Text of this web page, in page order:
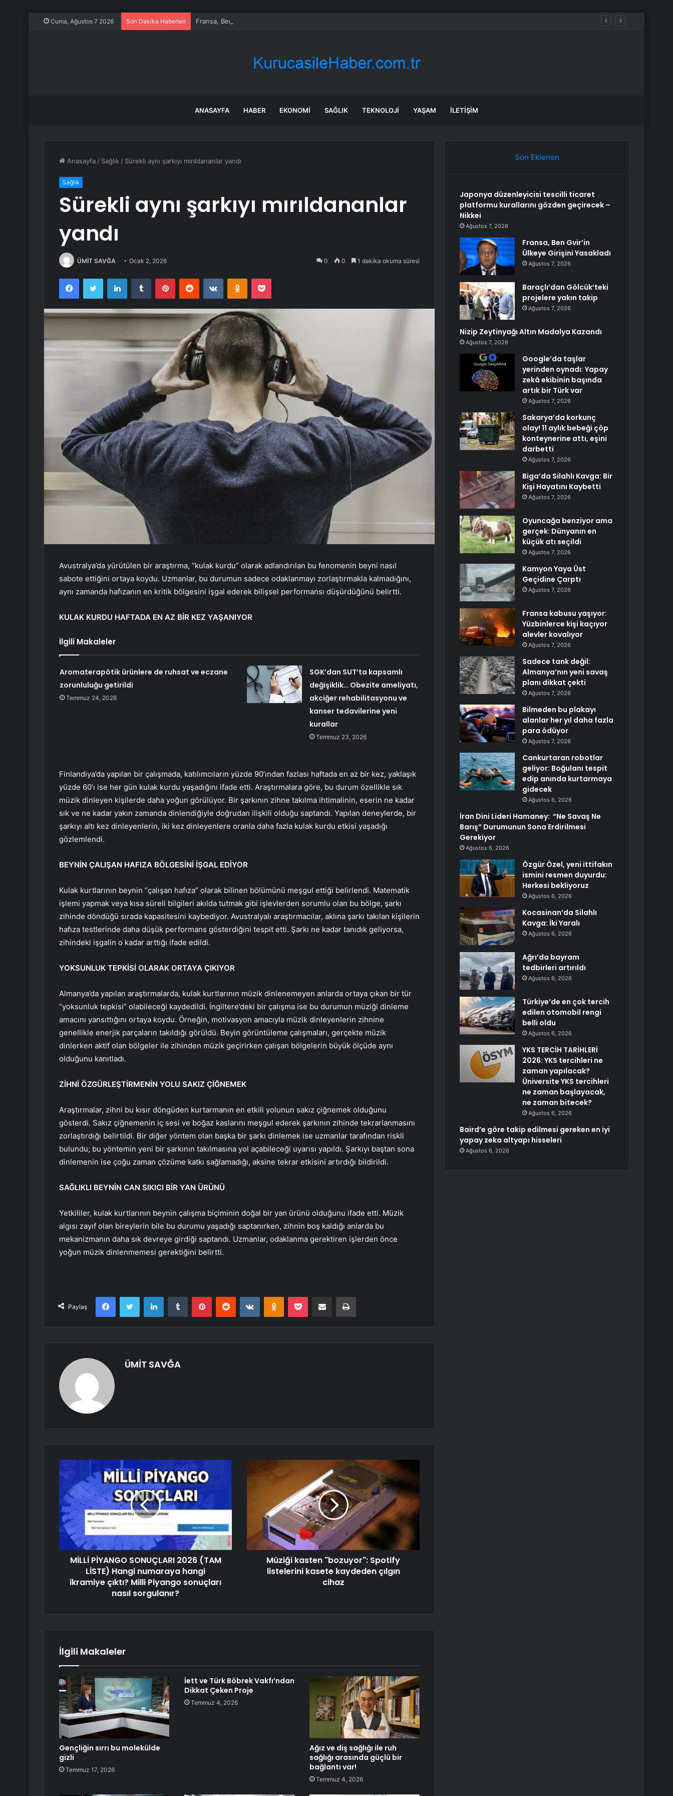
Cuma, Ağustos 7 2026 Son Dakika Haberleri Fransa, Ben Gvir’in Ülkeye Girişini Yasakladı
ANASAYFA HABER EKONOMI SAĞLIK TEKNOLOJI YAŞAM İLETIŞIM
Anasayfa / Sağlık / Sürekli aynı şarkıyı mırıldananlar yandı
Sağlık
Sürekli aynı şarkıyı mırıldananlar
yandı
ÜMİT SAVĞA Ocak 2, 2026 0 0 1 dakika okuma süresi
FacebookTwitter LinkedInTumblr PinterestReddit VKontakteOdnoklassniki
Pocket
Avustralya’da yürütülen bir araştırma, “kulak kurdu” olarak adlandırılan bu fenomenin beyni nasıl
sabote ettiğini ortaya koydu. Uzmanlar, bu durumun sadece odaklanmayı zorlaştırmakla kalmadığını,
aynı zamanda hafızanın en kritik bölgesini işgal ederek bilişsel performansı düşürdüğünü belirtti.
KULAK KURDU HAFTADA EN AZ BİR KEZ YAŞANIYOR
İlgili Makaleler
Aromaterapötik ürünlere de ruhsat ve eczane
zorunluluğu getirildi
Temmuz 24, 2026
SGK’dan SUT’ta kapsamlı
değişiklik… Obezite ameliyatı,
akciğer rehabilitasyonu ve
kanser tedavilerine yeni
kurallar
Temmuz 23, 2026
Finlandiya’da yapılan bir çalışmada, katılımcıların yüzde 90’ından fazlası haftada en az bir kez, yaklaşık
yüzde 60’ı ise her gün kulak kurdu yaşadığını ifade etti. Araştırmalara göre, bu durum özellikle sık
müzik dinleyen kişilerde daha yoğun görülüyor. Bir şarkının zihne takılma ihtimalinin, eserin ne kadar
sık ve ne kadar yakın zamanda dinlendiğiyle doğrudan ilişkili olduğu saptandı. Yapılan deneylerde, bir
şarkıyı altı kez dinleyenlerin, iki kez dinleyenlere oranla daha fazla kulak kurdu etkisi yaşadığı
gözlemlendi.
BEYNİN ÇALIŞAN HAFIZA BÖLGESİNİ İŞGAL EDİYOR
Kulak kurtlarının beynin “çalışan hafıza” olarak bilinen bölümünü meşgul ettiği belirlendi. Matematik
işlemi yapmak veya kısa süreli bilgileri akılda tutmak gibi işlevlerden sorumlu olan bu bölge, şarkı
zihinde döndüğü sırada kapasitesini kaybediyor. Avustralyalı araştırmacılar, aklına şarkı takılan kişilerin
hafıza testlerinde daha düşük performans gösterdiğini tespit etti. Şarkı ne kadar tanıdık geliyorsa,
zihindeki işgalin o kadar arttığı ifade edildi.
YOKSUNLUK TEPKİSİ OLARAK ORTAYA ÇIKIYOR
Almanya’da yapılan araştırmalarda, kulak kurtlarının müzik dinlenemeyen anlarda ortaya çıkan bir tür
“yoksunluk tepkisi” olabileceği kaydedildi. İngiltere’deki bir çalışma ise bu durumun müziği dinleme
amacını yansıttığını ortaya koydu. Örneğin, motivasyon amacıyla müzik dinleyenlerin zihnine
genellikle enerjik parçaların takıldığı görüldü. Beyin görüntüleme çalışmaları, gerçekte müzik
dinlerken aktif olan bölgeler ile zihinden müzik geçirirken çalışan bölgelerin büyük ölçüde aynı
olduğunu kanıtladı.
ZİHNİ ÖZGÜRLEŞTİRMENİN YOLU SAKIZ ÇİĞNEMEK
Araştırmalar, zihni bu kısır döngüden kurtarmanın en etkili yolunun sakız çiğnemek olduğunu
gösterdi. Sakız çiğnemenin iç sesi ve boğaz kaslarını meşgul ederek şarkının zihinde tekrarlanmasını
zorlaştırdığı belirtildi. Bir diğer yöntem olan başka bir şarkı dinlemek ise uzmanlar tarafından riskli
bulundu; bu yöntemin yeni bir şarkının takılmasına yol açabileceği uyarısı yapıldı. Şarkıyı baştan sona
dinlemenin ise çoğu zaman çözüme katkı sağlamadığı, aksine tekrar etkisini artırdığı bildirildi.
SAĞLIKLI BEYNİN CAN SIKICI BİR YAN ÜRÜNÜ
Yetkililer, kulak kurtlarının beynin çalışma biçiminin doğal bir yan ürünü olduğunu ifade etti. Müzik
algısı zayıf olan bireylerin bile bu durumu yaşadığı saptanırken, zihnin boş kaldığı anlarda bu
mekanizmanın daha sık devreye girdiği saptandı. Uzmanlar, odaklanma gerektiren işlerden önce
yoğun müzik dinlenmemesi gerektiğini belirtti.
Paylaş
FacebookTwitter LinkedInTumblr PinterestReddit VKontakteOdnoklassniki
Pocket E-Posta ile paylaş Yazdır
ÜMİT SAVĞA
MİLLİ PİYANGO SONUÇLARI 2026 (TAM
LİSTE) Hangi numaraya hangi
ikramiye çıktı? Milli Piyango sonuçları
nasıl sorgulanır?
Müziği kasten "bozuyor": Spotify
listelerini kasete kaydeden çılgın
cihaz
İlgili Makaleler
Gençliğin sırrı bu molekülde
gizli
Temmuz 17, 2026
İett ve Türk Böbrek Vakfı’ndan
Dikkat Çeken Proje
Temmuz 4, 2026
Ağız ve diş sağlığı ile ruh
sağlığı arasında güçlü bir
bağlantı var!
Temmuz 4, 2026
Son Eklenen
Japonya düzenleyicisi tescilli ticaret
platformu kurallarını gözden geçirecek –
Nikkei
Ağustos 7, 2026
Fransa, Ben Gvir’in
Ülkeye Girişini Yasakladı
Ağustos 7, 2026
Baraçlı’dan Gölcük’teki
projelere yakın takip
Ağustos 7, 2026
Nizip Zeytinyağı Altın Madalya Kazandı
Ağustos 7, 2026
Google’da taşlar
yerinden oynadı: Yapay
zekâ ekibinin başında
artık bir Türk var
Ağustos 7, 2026
Sakarya’da korkunç
olay! 11 aylık bebeği çöp
konteynerine attı, eşini
darbetti
Ağustos 7, 2026
Biga’da Silahlı Kavga: Bir
Kişi Hayatını Kaybetti
Ağustos 7, 2026
Oyuncağa benziyor ama
gerçek: Dünyanın en
küçük atı seçildi
Ağustos 7, 2026
Kamyon Yaya Üst
Geçidine Çarptı
Ağustos 7, 2026
Fransa kabusu yaşıyor:
Yüzbinlerce kişi kaçıyor
alevler kovalıyor
Ağustos 7, 2026
Sadece tank değil:
Almanya’nın yeni savaş
planı dikkat çekti
Ağustos 7, 2026
Bilmeden bu plakayı
alanlar her yıl daha fazla
para ödüyor
Ağustos 7, 2026
Cankurtaran robotlar
geliyor: Boğulanı tespit
edip anında kurtarmaya
gidecek
Ağustos 6, 2026
İran Dini Lideri Hamaney: “Ne Savaş Ne
Barış” Durumunun Sona Erdirilmesi
Gerekiyor
Ağustos 6, 2026
Özgür Özel, yeni ittifakın
ismini resmen duyurdu:
Herkesi bekliyoruz
Ağustos 6, 2026
Kocasinan’da Silahlı
Kavga: İki Yaralı
Ağustos 6, 2026
Ağrı’da bayram
tedbirleri artırıldı
Ağustos 6, 2026
Türkiye’de en çok tercih
edilen otomobil rengi
belli oldu
Ağustos 6, 2026
YKS TERCİH TARİHLERİ
2026: YKS tercihleri ne
zaman yapılacak?
Üniversite YKS tercihleri
ne zaman başlayacak,
ne zaman bitecek?
Ağustos 6, 2026
Baird’e göre takip edilmesi gereken en iyi
yapay zeka altyapı hisseleri
Ağustos 6, 2026